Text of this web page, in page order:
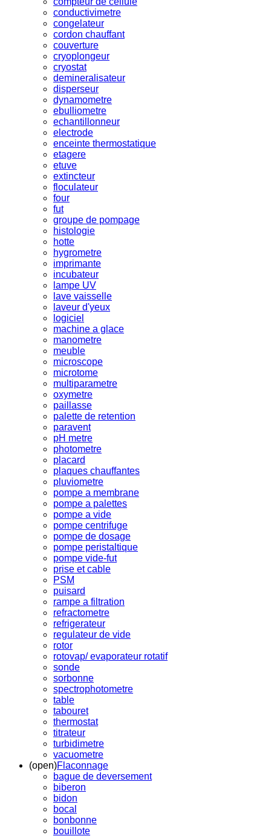
conductivimetre
congelateur
cordon chauffant
couverture
cryoplongeur
cryostat
demineralisateur
disperseur
dynamometre
ebulliometre
echantillonneur
electrode
enceinte thermostatique
etagere
etuve
extincteur
floculateur
four
fut
groupe de pompage
histologie
hotte
hygrometre
imprimante
incubateur
lampe UV
lave vaisselle
laveur d'yeux
logiciel
machine a glace
manometre
meuble
microscope
microtome
multiparametre
oxymetre
paillasse
palette de retention
paravent
pH metre
photometre
placard
plaques chauffantes
pluviometre
pompe a membrane
pompe a palettes
pompe a vide
pompe centrifuge
pompe de dosage
pompe peristaltique
pompe vide-fut
prise et cable
PSM
puisard
rampe a filtration
refractometre
refrigerateur
regulateur de vide
rotor
rotovap/ evaporateur rotatif
sonde
sorbonne
spectrophotometre
table
tabouret
thermostat
titrateur
turbidimetre
vacuometre
(open)Flaconnage
bague de deversement
biberon
bidon
bocal
bonbonne
bouillote